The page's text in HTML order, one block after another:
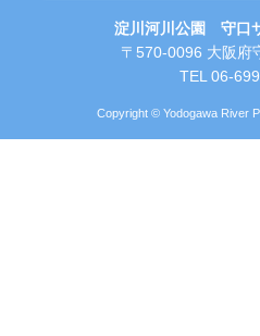
淀川河川公園 守口
〒570-0096 大阪府
TEL 06-
Copyright © Yodogawa River